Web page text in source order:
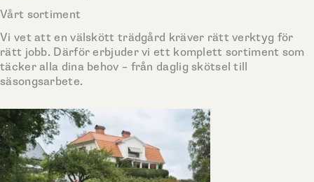
Vårt sortiment
Vi vet att en välskött trädgård kräver rätt verktyg för
rätt jobb. Därför erbjuder vi ett komplett sortiment som
täcker alla dina behov – från daglig skötsel till
säsongsarbete.